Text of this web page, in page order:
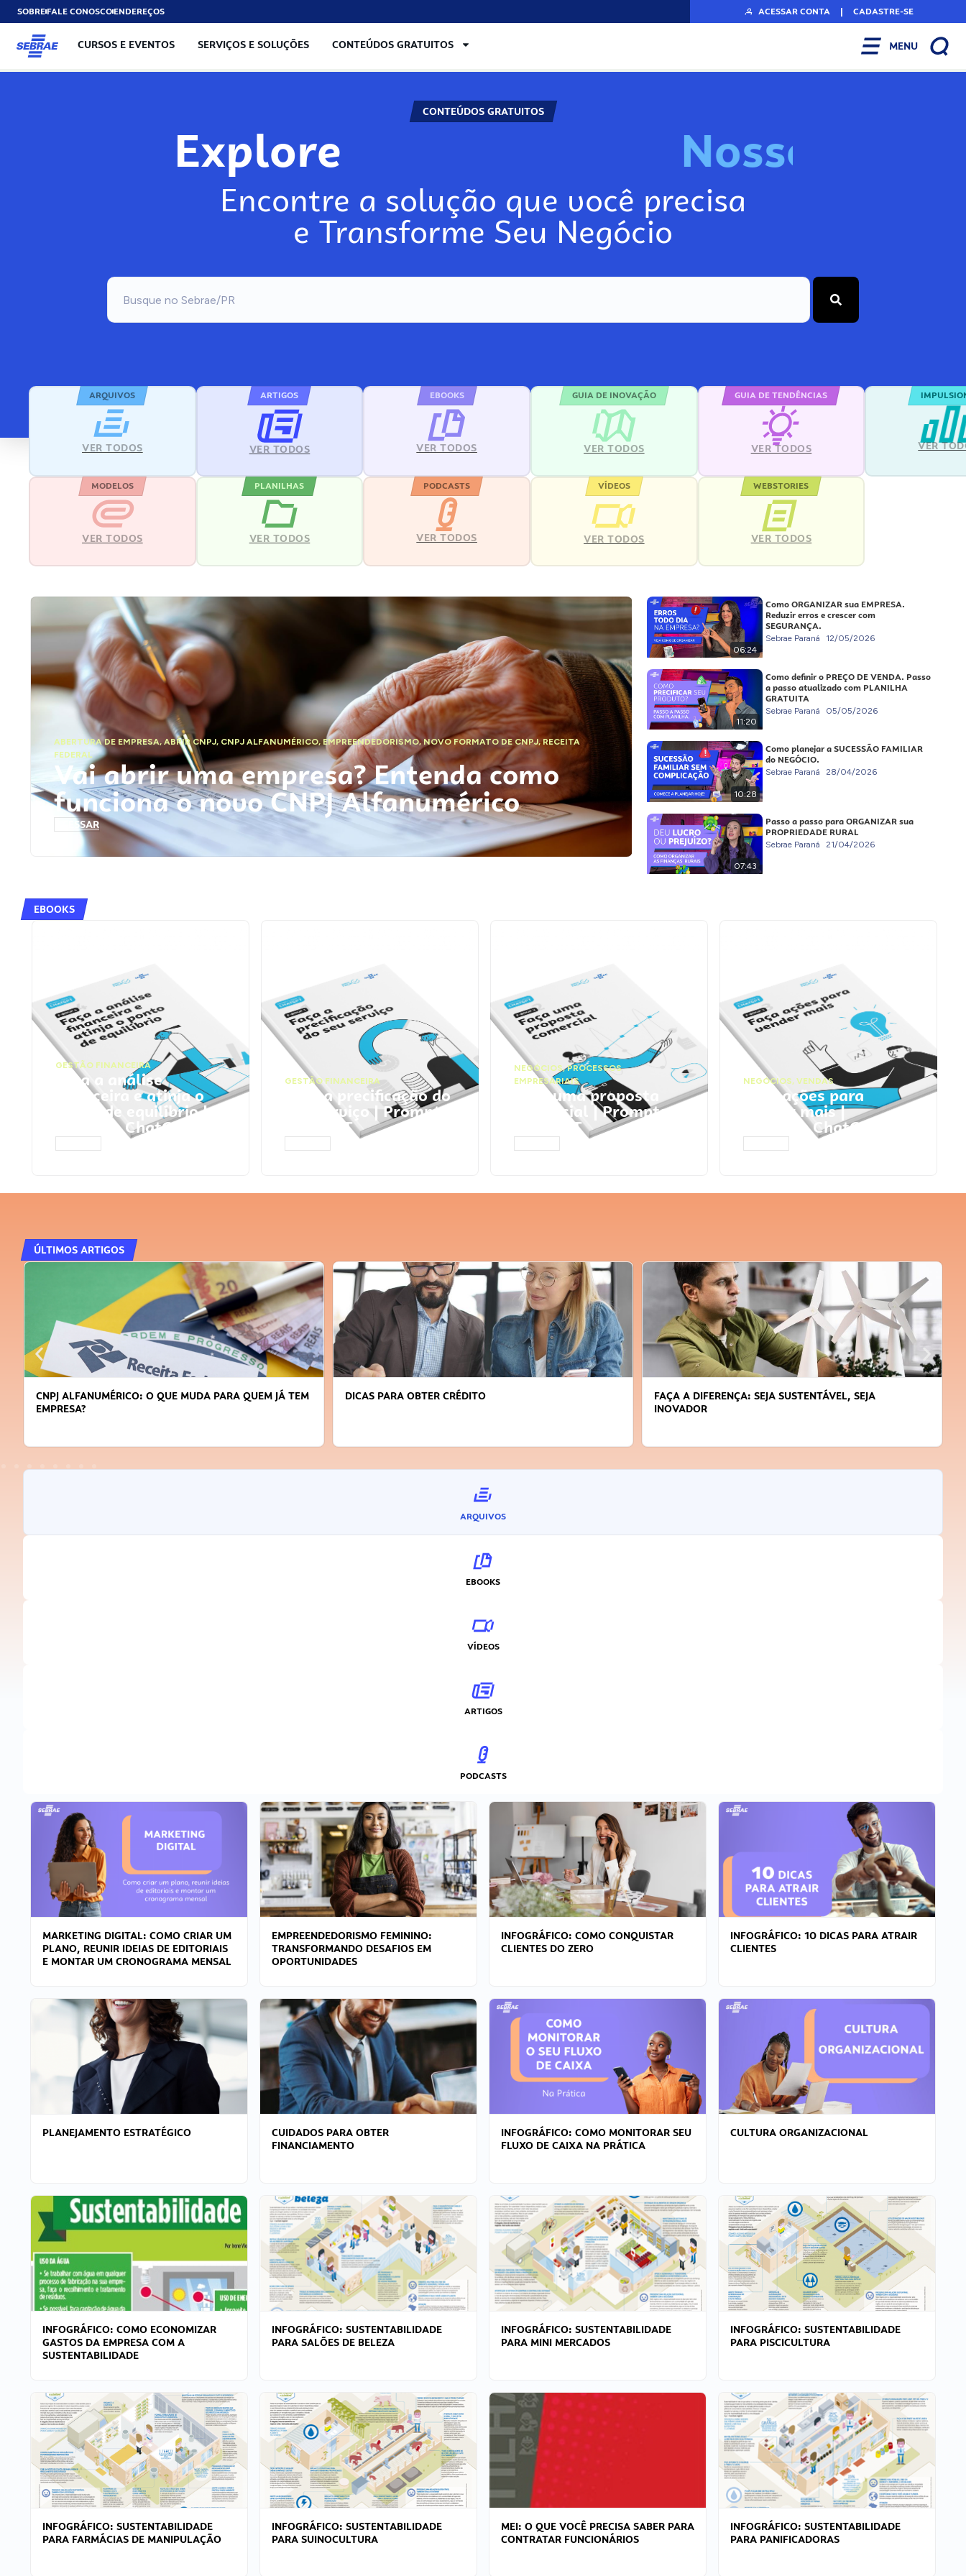
SOBREFALE CONOSCOENDEREÇOS ACESSAR CONTA | CADASTRE-SE
CURSOS E EVENTOS SERVIÇOS E SOLUÇÕES CONTEÚDOS GRATUITOS MENU
CONTEÚDOS GRATUITOS
Explore Nosso
Encontre a solução que você precisa
e Transforme Seu Negócio
ARQUIVOS
VER TODOS
ARTIGOS
VER TODOS
EBOOKS
VER TODOS
GUIA DE INOVAÇÃO
VER TODOS
GUIA DE TENDÊNCIAS
VER TODOS VER
MODELOS
VER TODOS
PLANILHAS
VER TODOS
PODCASTS
VER TODOS
VÍDEOS
VER TODOS
WEBSTORIES
VER TODOS
ABERTURA DE EMPRESA,ABRIR CNPJ, CNPJ ALFANUMÉRICO, EMPREENDEDORISMO,NOVO FORMATO DE CNPJ,RECEITA
FEDERAL
Vai abrir uma empresa? Entenda como
funciona o novo CNPJ Alfanumérico
ACESSAR
06:24
Como ORGANIZAR sua EMPRESA.
Reduzir erros e crescer com
SEGURANÇA.
Sebrae Paraná 12/05/2026
11:20
Como definir o PREÇO DE VENDA. Passo
a passo atualizado com PLANILHA
GRATUITA
Sebrae Paraná 05/05/2026
10:28
Como planejar a SUCESSÃO FAMILIAR
do NEGÓCIO.
Sebrae Paraná 28/04/2026
07:43
Passo a passo para ORGANIZAR sua
PROPRIEDADE RURAL
Sebrae Paraná 21/04/2026
EBOOKS
GESTÃO FINANCEIRA
Faça a análise
financeira e atinja o
ponto de equilíbrio |
Prompts ChatGPT
GESTÃO FINANCEIRA
Faça a precificação do
seu serviço | Prompts
ChatGPT
NEGÓCIOS,PROCESSOS
EMPRESARIAIS
Faça uma proposta
comercial | Prompts
ChatGPT
NEGÓCIOS, VENDAS
Faça ações para
vender mais |
Prompts ChatGPT
ÚLTIMOS ARTIGOS
CNPJ ALFANUMÉRICO: O QUE MUDA PARA QUEM JÁ TEM
EMPRESA?
DICAS PARA OBTER CRÉDITO
FAÇA A DIFERENÇA: SEJA SUSTENTÁVEL, SEJA
INOVADOR
ARQUIVOS
EBOOKS
VÍDEOS
ARTIGOS
PODCASTS
MARKETING DIGITAL: COMO CRIAR UM
PLANO, REUNIR IDEIAS DE EDITORIAIS
E MONTAR UM CRONOGRAMA MENSAL
EMPREENDEDORISMO FEMININO:
TRANSFORMANDO DESAFIOS EM
OPORTUNIDADES
INFOGRÁFICO: COMO CONQUISTAR
CLIENTES DO ZERO
INFOGRÁFICO: 10 DICAS PARA ATRAIR
CLIENTES
PLANEJAMENTO ESTRATÉGICO
CUIDADOS PARA OBTER
FINANCIAMENTO
INFOGRÁFICO: COMO MONITORAR SEU
FLUXO DE CAIXA NA PRÁTICA
CULTURA ORGANIZACIONAL
INFOGRÁFICO: COMO ECONOMIZAR
GASTOS DA EMPRESA COM A
SUSTENTABILIDADE
INFOGRÁFICO: SUSTENTABILIDADE
PARA SALÕES DE BELEZA
INFOGRÁFICO: SUSTENTABILIDADE
PARA MINI MERCADOS
INFOGRÁFICO: SUSTENTABILIDADE
PARA PISCICULTURA
INFOGRÁFICO: SUSTENTABILIDADE
PARA FARMÁCIAS DE MANIPULAÇÃO
INFOGRÁFICO: SUSTENTABILIDADE
PARA SUINOCULTURA
MEI: O QUE VOCÊ PRECISA SABER PARA
CONTRATAR FUNCIONÁRIOS
INFOGRÁFICO: SUSTENTABILIDADE
PARA PANIFICADORAS